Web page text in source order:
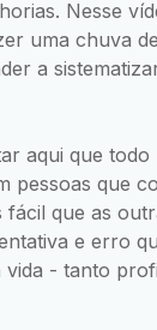
Nesse
uma chuva
a
aqui que todo
pessoas que
fácil que as
e erro
- tanto